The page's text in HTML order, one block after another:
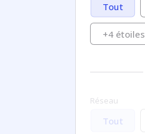
Tout
+4 étoiles
Réseau
Tout